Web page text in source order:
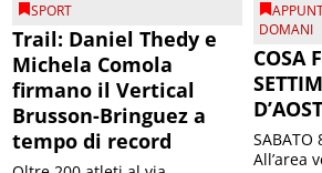
SPORT
Trail: Daniel Thedy e
Michela Comola
firmano il Vertical
Brusson-Bringuez a
tempo di record
DOMANI
COSA
SABATO
All’area